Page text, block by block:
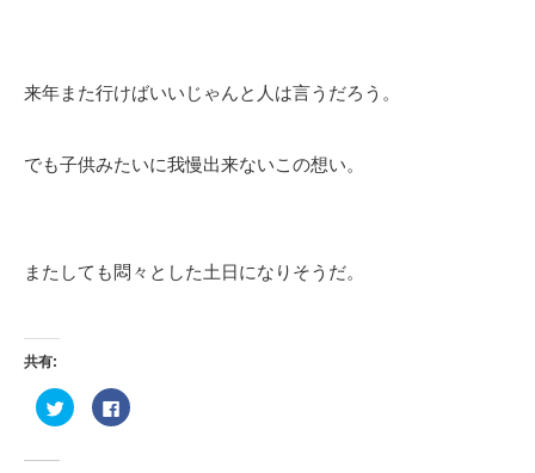
来年また行けばいいじゃんと人は言うだろう。
でも子供みたいに我慢出来ないこの想い。
またしても悶々とした土日になりそうだ。
共有:
ク
リ
Facebook
で